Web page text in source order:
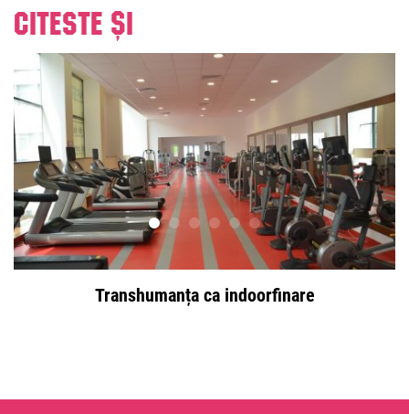
Citeste și
Transhumanța ca indoorfinare